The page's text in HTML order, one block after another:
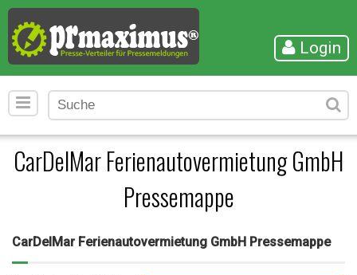
Login
CarDelMar Ferienautovermietung GmbH
Pressemappe
CarDelMar Ferienautovermietung GmbH Pressemappe